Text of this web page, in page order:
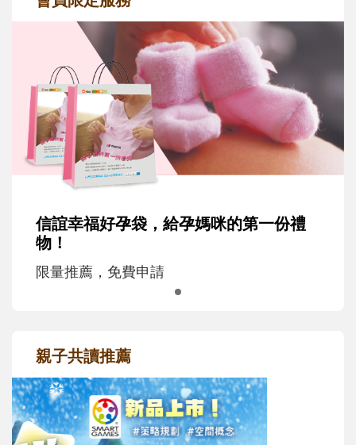
信誼幸福好孕袋，給孕媽咪的第一份禮
物！
限量推薦，免費申請
親子共讀推薦